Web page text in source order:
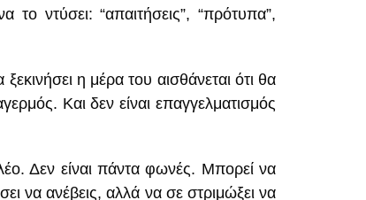
το ντύσει: “απαιτήσεις”, “πρότυπα”,
η μέρα του αισθάνεται ότι θα
Και δεν είναι επαγγελματισμός
Δεν είναι πάντα φωνές. Μπορεί να
να ανέβεις, αλλά να σε στριμώξει να